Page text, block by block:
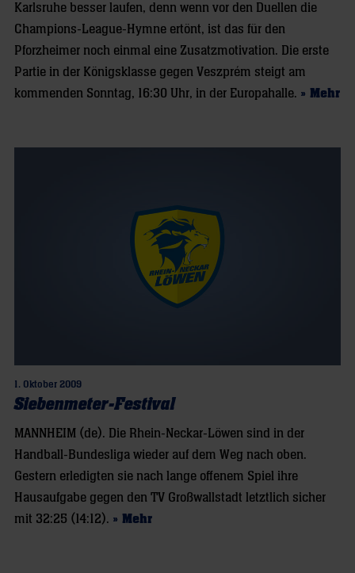
Karlsruhe besser laufen, denn wenn vor den Duellen die
Champions-League-Hymne ertönt, ist das für den
Pforzheimer noch einmal eine Zusatzmotivation. Die erste
Partie in der Königsklasse gegen Veszprém steigt am
kommenden Sonntag, 16:30 Uhr, in der Europahalle. » Mehr
1. Oktober 2009
Siebenmeter-Festival
MANNHEIM (de). Die Rhein-Neckar-Löwen sind in der
Handball-Bundesliga wieder auf dem Weg nach oben.
Gestern erledigten sie nach lange offenem Spiel ihre
Hausaufgabe gegen den TV Großwallstadt letztlich sicher
mit 32:25 (14:12). » Mehr